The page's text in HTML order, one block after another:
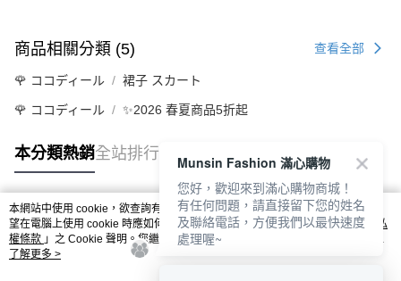
商品相關分類 (5) 查看全部
🌹 ココディール 裙子 スカート
🌹 ココディール ✨2026 春夏商品5折起
本分類熱銷全站排行
熱門標籤
本網站中使用 cookie，欲查詢有關本網站使用 cookie 方式之詳情，及若您不希
望在電腦上使用 cookie 時應如何變更電腦的 cookie 設定，請參閱本網站「
隱私
權條款 」之 Cookie 聲明。您繼續使用本網站即表示您同意本公司得按本網站使
用條款之 Cookie 聲明使用 cookie。
了解更多 >
Munsin Fashion 滿心購物
您好，歡迎來到滿心購物商城！
有任何問題，請直接留下您的姓名
及聯絡電話，方便我們以最快速度
處理喔~